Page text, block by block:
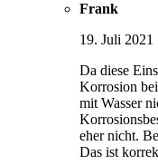
Frank
19. Juli 2021
Da diese
Korrosion
mit Wasser
eher nicht.
Das ist